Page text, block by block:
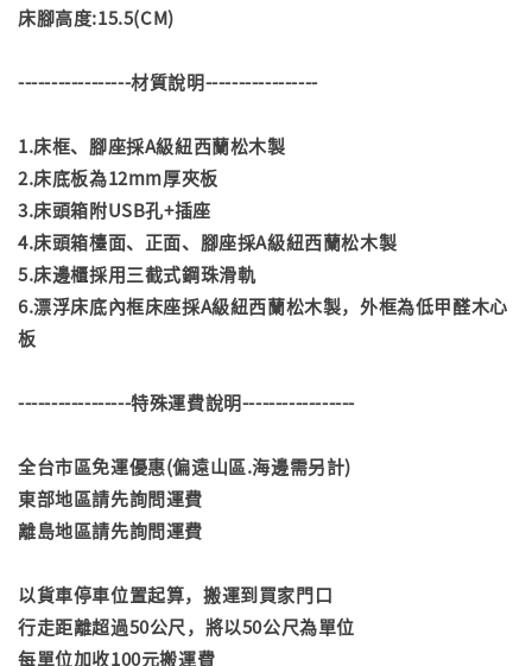
床腳高度:15.5(CM)
-----------------材質說明-----------------
1.床框、腳座採A級紐西蘭松木製
2.床底板為12mm厚夾板
3.床頭箱附USB孔+插座
4.床頭箱檯面、正面、腳座採A級紐西蘭松木製
5.床邊櫃採用三截式鋼珠滑軌
6.漂浮床底內框床座採A級紐西蘭松木製，外框為低甲醛木心
板
-----------------特殊運費說明-----------------
全台市區免運優惠(偏遠山區.海邊需另計)
東部地區請先詢問運費
離島地區請先詢問運費
以貨車停車位置起算，搬運到買家門口
行走距離超過50公尺，將以50公尺為單位
每單位加收100元搬運費